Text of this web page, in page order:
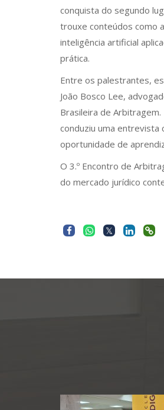
conquista do segundo
trouxe conteúdos como
inteligência artificial
prática.
Entre os palestrantes,
João Bosco Lee,
Brasileira de
conduziu uma entrevista
oportunidade de
O 3.º Encontro de
do mercado jurídico